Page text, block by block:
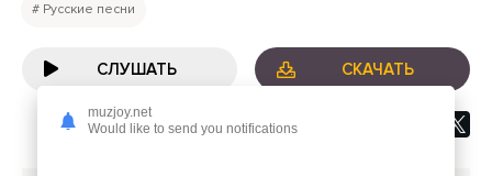
Русские песни
СЛУШАТЬ СКАЧАТЬ
muzjoy.net
Would like to send you notifications